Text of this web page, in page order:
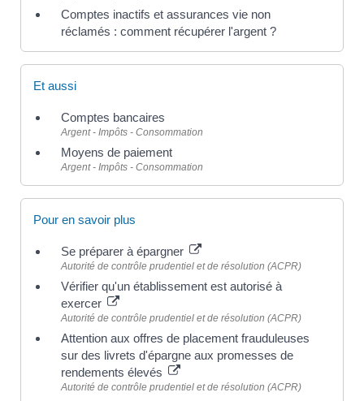
Comptes inactifs et assurances vie non
réclamés : comment récupérer l'argent ?
Et aussi
Comptes bancaires
Argent - Impôts - Consommation
Moyens de paiement
Argent - Impôts - Consommation
Pour en savoir plus
Se préparer à épargner
Autorité de contrôle prudentiel et de résolution (ACPR)
Vérifier qu'un établissement est autorisé à
exercer
Autorité de contrôle prudentiel et de résolution (ACPR)
Attention aux offres de placement frauduleuses
sur des livrets d'épargne aux promesses de
rendements élevés
Autorité de contrôle prudentiel et de résolution (ACPR)